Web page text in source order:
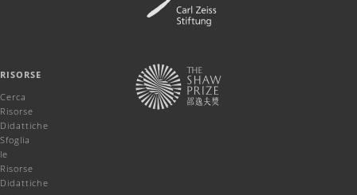
RISORSE
Cerca
Risorse
Didattiche
Sfoglia
le
Risorse
Didattiche